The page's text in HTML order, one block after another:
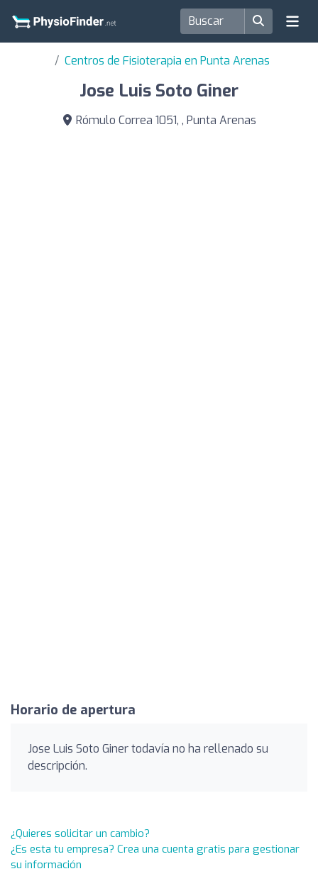
Centros de Fisioterapia en Punta Arenas
Jose Luis Soto Giner
Rómulo Correa 1051, , Punta Arenas
Horario de apertura
Jose Luis Soto Giner todavía no ha rellenado su
descripción.
¿Quieres solicitar un cambio?
¿Es esta tu empresa? Crea una cuenta gratis para gestionar
su información